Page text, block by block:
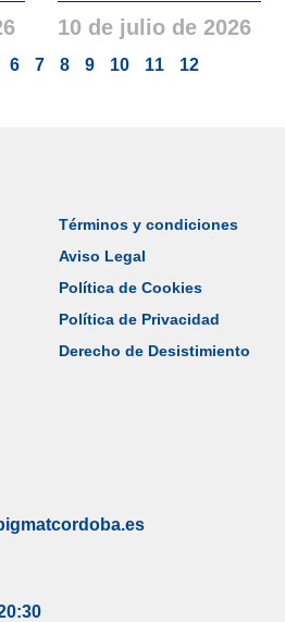
10 de julio de 2026
6 7 8 9 10 11 12
Términos y condiciones
Aviso Legal
Política de Cookies
Política de Privacidad
Derecho de Desistimiento